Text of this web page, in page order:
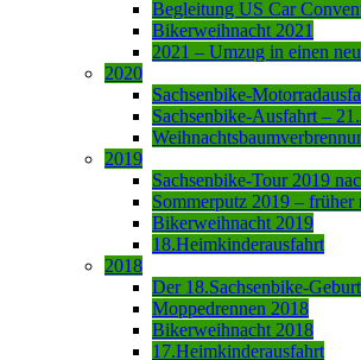
Begleitung US Car
Bikerweihnacht 2021
2021 – Umzug in einen
2020
Sachsenbike-
Sachsenbike-Ausfahrt –
2019
Sachsenbike-Tour 2019
Sommerputz 2019 –
Bikerweihnacht 2019
18.Heimkinderausfahrt
2018
Der 18.Sachsenbike-
Moppedrennen 2018
Bikerweihnacht 2018
17.Heimkinderausfahrt